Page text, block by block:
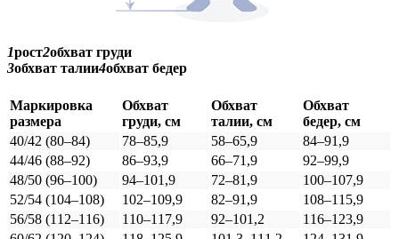
1рост2обхват груди
3обхват талии4обхват бедер
Маркировка
размера
Обхват
груди, см
Обхват
талии, см
Обхват
бедер, см
40/42 (80–84)
78–85,9 58–65,9
84–91,9
44/46 (88–92)
86–93,9 66–71,9
92–99,9
48/50 (96–100)
94–101,9 72–81,9
100–107,9
52/54 (104–108)
102–109,9 82–91,9
108–115,9
56/58 (112–116)
110–117,9 92–101,2
116–123,9